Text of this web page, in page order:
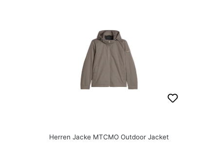
Herren Jacke MTCMO Outdoor Jacket